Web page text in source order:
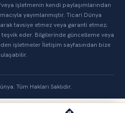
işletmenin kendi paylaşımlarından
yayımlanmıştır. Ticari Dünya
tavsiye etmez veya garanti etmez;
eder. Bilgilerinde güncelleme veya
işletmeler İletişim sayfasından bize
ulaşabilir.
Tüm Hakları Saklıdır.